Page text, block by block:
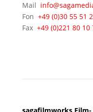
Mail
Fon +49 (0)30 55 51
Fax +49 (0)221 80 10